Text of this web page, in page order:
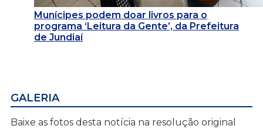
Munícipes podem doar livros para o
programa ‘Leitura da Gente’, da Prefeitura
de Jundiaí
GALERIA
Baixe as fotos desta notícia na resolução original